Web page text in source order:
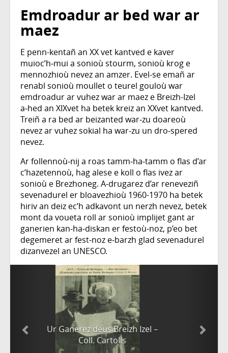
Emdroadur ar bed war ar
maez
E penn-kentañ an XX vet kantved e kaver
muioc’h‑mui a sonioù stourm, sonioù krog e
mennozhioù nevez an amzer. Evel-se emañ ar
renabl sonioù moullet o teurel gouloù war
emdroadur ar vuhez war ar maez e Breizh-Izel
a‑hed an XIXvet ha betek kreiz an XXvet kantved.
Treiñ a ra bed ar beizanted war‑zu doareoù
nevez ar vuhez sokial ha war‑zu un dro‑spered
nevez.
Ar follennoù‑nij a roas tamm‑ha‑tamm o flas d’ar
c’hazetennoù, hag alese e koll o flas ivez ar
sonioù e Brezhoneg. A‑drugarez d’ar reneveziñ
sevenadurel er bloavezhioù 1960-1970 ha betek
hiriv an deiz ec’h adkavont un nerzh nevez, betek
mont da voueta roll ar sonioù implijet gant ar
ganerien kan‑ha‑diskan er festoù‑noz, p’eo bet
degemeret ar fest‑noz e‑barzh glad sevenadurel
dizanvezel an UNESCO.
Ian ar Minous – Coll. Daniel
Giraudon